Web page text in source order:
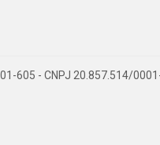
605 - CNPJ 20.857.514/